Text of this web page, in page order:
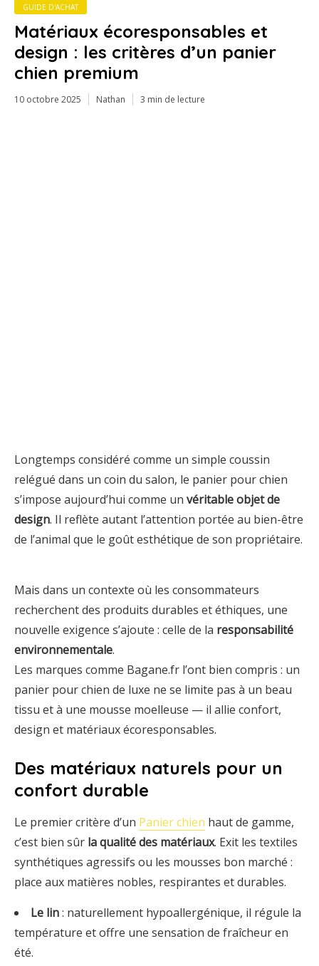
GUIDE D'ACHAT
Matériaux écoresponsables et
design : les critères d’un panier
chien premium
10 octobre 2025 Nathan 3 min de lecture
Longtemps considéré comme un simple coussin
relégué dans un coin du salon, le panier pour chien
s’impose aujourd’hui comme un véritable objet de
design. Il reflète autant l’attention portée au bien-être
de l’animal que le goût esthétique de son propriétaire.
Mais dans un contexte où les consommateurs
recherchent des produits durables et éthiques, une
nouvelle exigence s’ajoute : celle de la responsabilité
environnementale.
Les marques comme Bagane.fr l’ont bien compris : un
panier pour chien de luxe ne se limite pas à un beau
tissu et à une mousse moelleuse — il allie confort,
design et matériaux écoresponsables.
Des matériaux naturels pour un
confort durable
Le premier critère d’un Panier chien haut de gamme,
c’est bien sûr la qualité des matériaux. Exit les textiles
synthétiques agressifs ou les mousses bon marché :
place aux matières nobles, respirantes et durables.
Le lin: naturellement hypoallergénique, il régule la
température et offre une sensation de fraîcheur en
été.